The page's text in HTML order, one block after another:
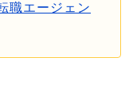
職エージェン